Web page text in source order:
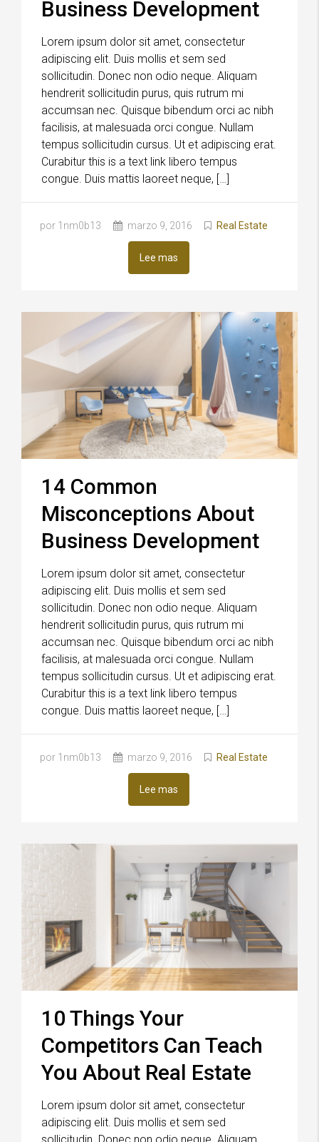
Business Development
Lorem ipsum dolor sit amet, consectetur
adipiscing elit. Duis mollis et sem sed
sollicitudin. Donec non odio neque. Aliquam
hendrerit sollicitudin purus, quis rutrum mi
accumsan nec. Quisque bibendum orci ac nibh
facilisis, at malesuada orci congue. Nullam
tempus sollicitudin cursus. Ut et adipiscing erat.
Curabitur this is a text link libero tempus
congue. Duis mattis laoreet neque, […]
por 1nm0b13 marzo 9, 2016 Real Estate
Lee mas
14 Common
Misconceptions About
Business Development
Lorem ipsum dolor sit amet, consectetur
adipiscing elit. Duis mollis et sem sed
sollicitudin. Donec non odio neque. Aliquam
hendrerit sollicitudin purus, quis rutrum mi
accumsan nec. Quisque bibendum orci ac nibh
facilisis, at malesuada orci congue. Nullam
tempus sollicitudin cursus. Ut et adipiscing erat.
Curabitur this is a text link libero tempus
congue. Duis mattis laoreet neque, […]
por 1nm0b13 marzo 9, 2016 Real Estate
Lee mas
10 Things Your
Competitors Can Teach
You About Real Estate
Lorem ipsum dolor sit amet, consectetur
adipiscing elit. Duis mollis et sem sed